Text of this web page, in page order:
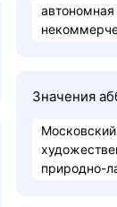
автономная
Значения
природно-